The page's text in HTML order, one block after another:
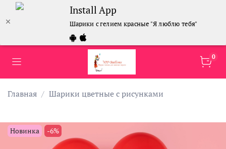
Install App
Шарики с гелием красные "Я люблю тебя"
0
Главная Шарики цветные с рисунками
Новинка -6%